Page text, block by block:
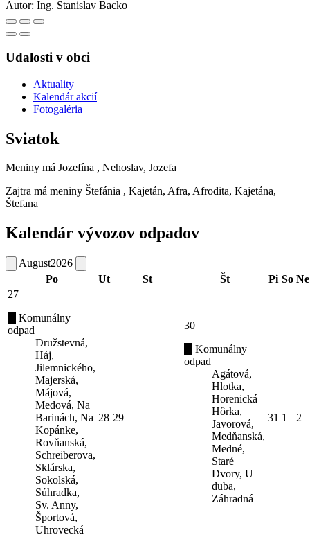
Autor: Ing. Stanislav Backo
Udalosti v obci
Aktuality
Kalendár akcií
Fotogaléria
Sviatok
Meniny má Jozefína , Nehoslav, Jozefa
Zajtra má meniny Štefánia , Kajetán, Afra, Afrodita, Kajetána,
Štefana
Kalendár vývozov odpadov
August2026
Po
Ut St Št Pi So Ne
27
Komunálny
odpad
Družstevná,
Háj,
Jilemnického,
Majerská,
Májová,
Medová, Na
Barinách, Na
Kopánke,
Rovňanská,
Schreiberova,
Sklárska,
Sokolská,
Súhradka,
Sv. Anny,
Športová,
Uhrovecká
28 29
30
Komunálny
odpad
Agátová,
Hlotka,
Horenická
Hôrka,
Javorová,
Medňanská,
Medné,
Staré
Dvory, U
duba,
Záhradná
31 1 2